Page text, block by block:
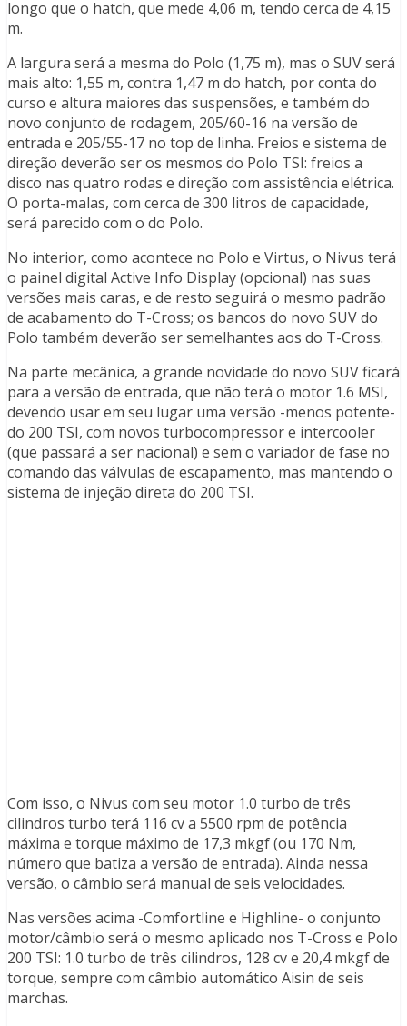
longo que o hatch, que mede 4,06 m, tendo cerca de 4,15
m.
A largura será a mesma do Polo (1,75 m), mas o SUV será
mais alto: 1,55 m, contra 1,47 m do hatch, por conta do
curso e altura maiores das suspensões, e também do
novo conjunto de rodagem, 205/60-16 na versão de
entrada e 205/55-17 no top de linha. Freios e sistema de
direção deverão ser os mesmos do Polo TSI: freios a
disco nas quatro rodas e direção com assistência elétrica.
O porta-malas, com cerca de 300 litros de capacidade,
será parecido com o do Polo.
No interior, como acontece no Polo e Virtus, o Nivus terá
o painel digital Active Info Display (opcional) nas suas
versões mais caras, e de resto seguirá o mesmo padrão
de acabamento do T-Cross; os bancos do novo SUV do
Polo também deverão ser semelhantes aos do T-Cross.
Na parte mecânica, a grande novidade do novo SUV ficará
para a versão de entrada, que não terá o motor 1.6 MSI,
devendo usar em seu lugar uma versão -menos potente-
do 200 TSI, com novos turbocompressor e intercooler
(que passará a ser nacional) e sem o variador de fase no
comando das válvulas de escapamento, mas mantendo o
sistema de injeção direta do 200 TSI.
Com isso, o Nivus com seu motor 1.0 turbo de três
cilindros turbo terá 116 cv a 5500 rpm de potência
máxima e torque máximo de 17,3 mkgf (ou 170 Nm,
número que batiza a versão de entrada). Ainda nessa
versão, o câmbio será manual de seis velocidades.
Nas versões acima -Comfortline e Highline- o conjunto
motor/câmbio será o mesmo aplicado nos T-Cross e Polo
200 TSI: 1.0 turbo de três cilindros, 128 cv e 20,4 mkgf de
torque, sempre com câmbio automático Aisin de seis
marchas.